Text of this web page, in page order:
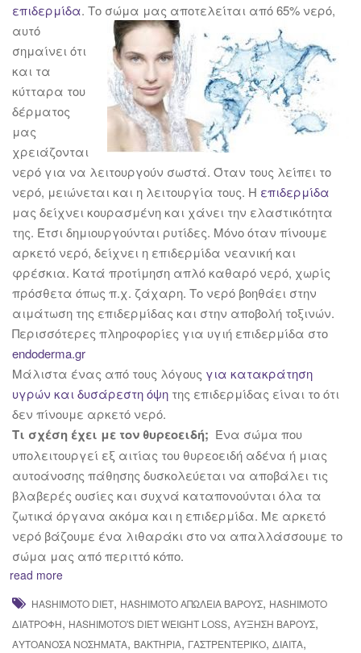
επιδερμίδα. Το σώμα μας αποτελείται από 65% νερό,
αυτό
σημαίνει ότι
και τα
κύτταρα του
δέρματος
μας
χρειάζονται
νερό για να λειτουργούν σωστά. Όταν τους λείπει το
νερό, μειώνεται και η λειτουργία τους. Η επιδερμίδα
μας δείχνει κουρασμένη και χάνει την ελαστικότητα
της. Έτσι δημιουργούνται ρυτίδες. Μόνο όταν πίνουμε
αρκετό νερό, δείχνει η επιδερμίδα νεανική και
φρέσκια. Κατά προτίμηση απλό καθαρό νερό, χωρίς
πρόσθετα όπως π.χ. ζάχαρη. Το νερό βοηθάει στην
αιμάτωση της επιδερμίδας και στην αποβολή τοξινών.
Περισσότερες πληροφορίες για υγιή επιδερμίδα στο
endoderma.gr
Μάλιστα ένας από τους λόγους για κατακράτηση
υγρών και δυσάρεστη όψη της επιδερμίδας είναι το ότι
δεν πίνουμε αρκετό νερό.
Τι σχέση έχει με τον θυρεοειδή; Ένα σώμα που
υπολειτουργεί εξ αιτίας του θυρεοειδή αδένα ή μιας
αυτοάνοσης πάθησης δυσκολεύεται να αποβάλει τις
βλαβερές ουσίες και συχνά καταπονούνται όλα τα
ζωτικά όργανα ακόμα και η επιδερμίδα. Με αρκετό
νερό βάζουμε ένα λιθαράκι στο να απαλλάσσουμε το
σώμα μας από περιττό κόπο.
read more
HASHIMOTO DIET, HASHIMOTO ΑΠΏΛΕΙΑ ΒΆΡΟΥΣ, HASHIMOTO
ΔΙΑΤΡΟΦΉ, HASHIMOTO'S DIET WEIGHT LOSS, ΑΎΞΗΣΗ ΒΆΡΟΥΣ,
ΑΥΤΟΆΝΟΣΑ ΝΟΣΉΜΑΤΑ, ΒΑΚΤΉΡΙΑ, ΓΑΣΤΡΕΝΤΕΡΙΚΌ, ΔΊΑΙΤΑ,